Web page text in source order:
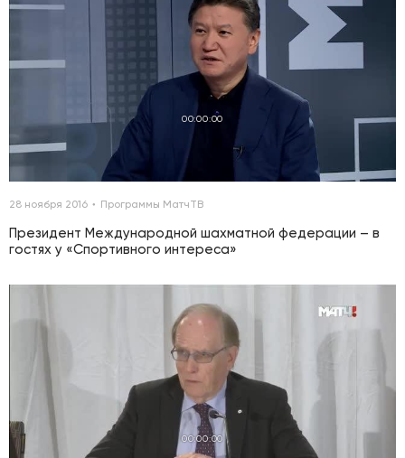
00:00:00
28 ноября 2016 Программы МатчТВ
Президент Международной шахматной федерации – в
гостях у «Спортивного интереса»
00:00:00